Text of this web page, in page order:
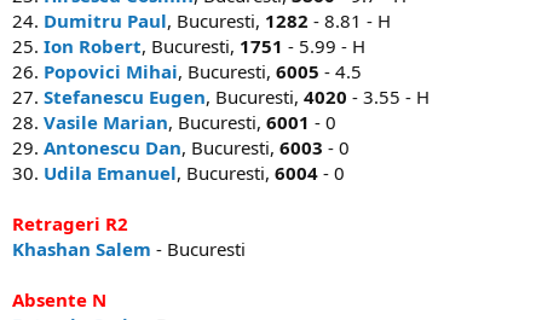
24. Dumitru Paul, Bucuresti, 1282 - 8.81 - H
25. Ion Robert, Bucuresti, 1751 - 5.99 - H
26. Popovici Mihai, Bucuresti, 6005 - 4.5
27. Stefanescu Eugen, Bucuresti, 4020 - 3.55 - H
28. Vasile Marian, Bucuresti, 6001 - 0
29. Antonescu Dan, Bucuresti, 6003 - 0
30. Udila Emanuel, Bucuresti, 6004 - 0
Retrageri R2
Khashan Salem - Bucuresti
Absente N